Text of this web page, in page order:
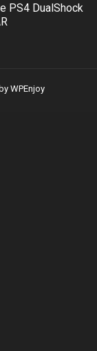
PS4 DualShock
by WPEnjoy